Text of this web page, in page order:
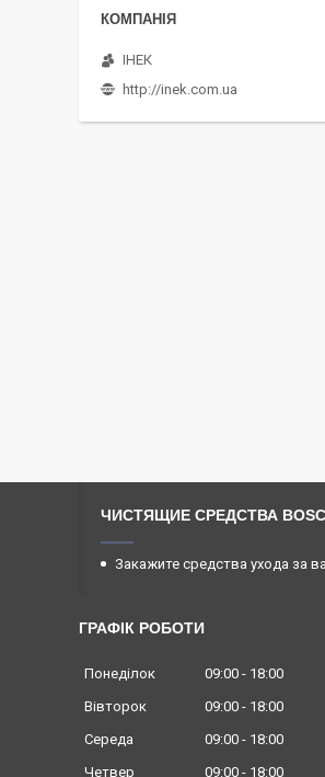
ІНЕК
http://inek.com.ua
ЧИСТЯЩИЕ СРЕДСТВА
Закажите средства ухода за
ГРАФІК РОБОТИ
Понеділок 09:00
18:00
Вівторок
09:00
18:00
Середа
09:00
18:00
Четвер
09:00 18:00